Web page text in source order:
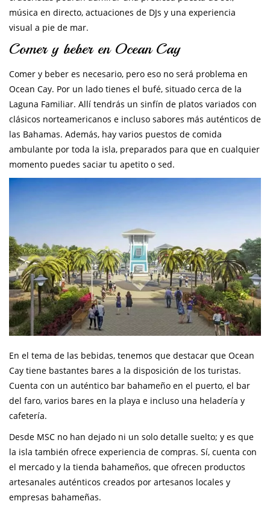
música en directo, actuaciones de DJs y una experiencia
visual a pie de mar.
Comer y beber en Ocean Cay
Comer y beber es necesario, pero eso no será problema en
Ocean Cay. Por un lado tienes el bufé, situado cerca de la
Laguna Familiar. Allí tendrás un sinfín de platos variados con
clásicos norteamericanos e incluso sabores más auténticos de
las Bahamas. Además, hay varios puestos de comida
ambulante por toda la isla, preparados para que en cualquier
momento puedes saciar tu apetito o sed.
En el tema de las bebidas, tenemos que destacar que Ocean
Cay tiene bastantes bares a la disposición de los turistas.
Cuenta con un auténtico bar bahameño en el puerto, el bar
del faro, varios bares en la playa e incluso una heladería y
cafetería.
Desde MSC no han dejado ni un solo detalle suelto; y es que
la isla también ofrece experiencia de compras. Sí, cuenta con
el mercado y la tienda bahameños, que ofrecen productos
artesanales auténticos creados por artesanos locales y
empresas bahameñas.